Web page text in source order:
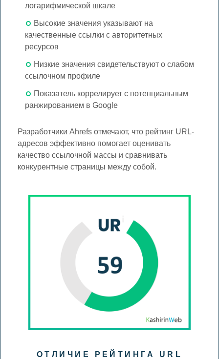
логарифмической шкале
Высокие значения указывают на
качественные ссылки с авторитетных
ресурсов
Низкие значения свидетельствуют о слабом
ссылочном профиле
Показатель коррелирует с потенциальным
ранжированием в Google
Разработчики Ahrefs отмечают, что рейтинг URL-
адресов эффективно помогает оценивать
качество ссылочной массы и сравнивать
конкурентные страницы между собой.
ОТЛИЧИЕ РЕЙТИНГА URL